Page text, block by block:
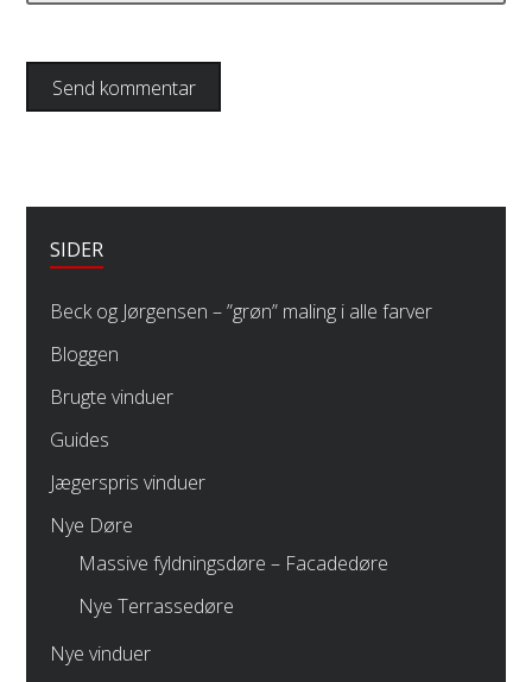
SIDER
Beck og Jørgensen – ”grøn” maling i alle farver
Bloggen
Brugte vinduer
Guides
Jægerspris vinduer
Nye Døre
Massive fyldningsdøre – Facadedøre
Nye Terrassedøre
Nye vinduer